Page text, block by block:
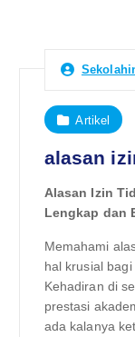
Artikel
alasan
Alasan Izin
Lengkap dan
Memahami
hal krusial
Kehadiran di
prestasi
ada kalanya